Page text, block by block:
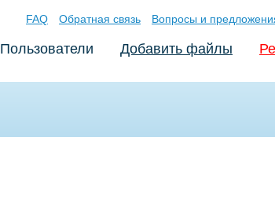
FAQ Обратная связь Вопросы и
Пользователи Добавить файлы